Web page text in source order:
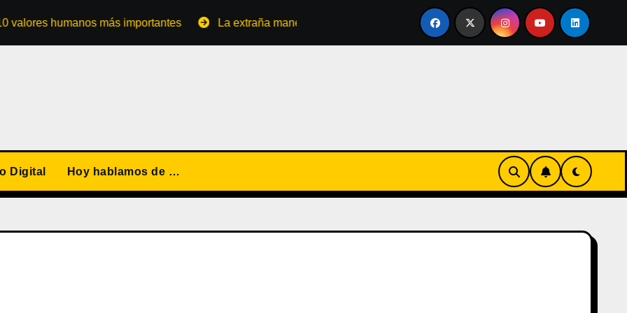
humanos más importantes La extraña manera de convertirse en familia El primer tour de la India Chiquitina
Digital Hoy hablamos de …